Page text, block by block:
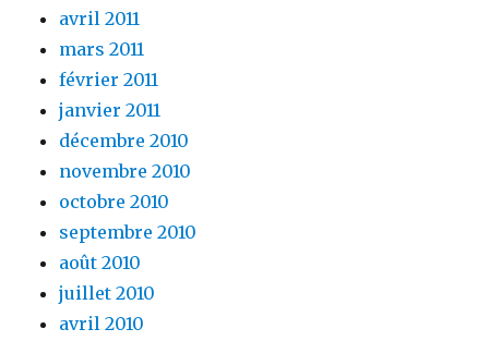
avril 2011
mars 2011
février 2011
janvier 2011
décembre 2010
novembre 2010
octobre 2010
septembre 2010
août 2010
juillet 2010
avril 2010